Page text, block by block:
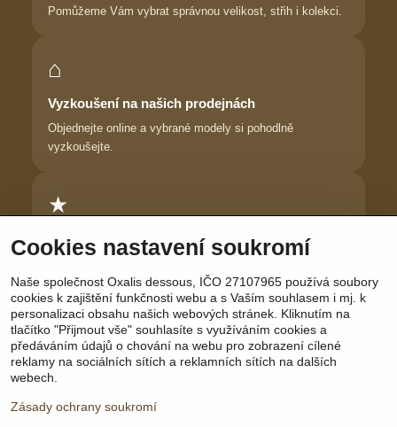
Pomůžeme Vám vybrat správnou velikost, střih i kolekci.
⌂
Vyzkoušení na našich prodejnách
Objednejte online a vybrané modely si pohodlně
vyzkoušejte.
★
Důvěra zákaznic
cítí krásně.
Sledujte nás: Facebook | Instagram | YouTube
Cookies nastavení soukromí
Naše společnost Oxalis dessous, IČO 27107965 používá soubory
cookies k zajištění funkčnosti webu a s Vaším souhlasem i mj. k
personalizaci obsahu našich webových stránek. Kliknutím na
tlačítko "Přijmout vše" souhlasíte s využíváním cookies a
předáváním údajů o chování na webu pro zobrazení cílené
reklamy na sociálních sítích a reklamních sítích na dalších
webech.
Zásady ochrany soukromí